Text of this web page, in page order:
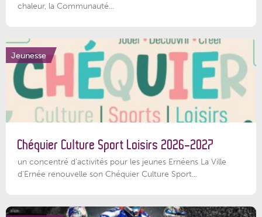
chaleur, la Communauté...
Jeunesse
Chéquier Culture Sport Loisirs 2026-2027
un concentré d’activités pour les jeunes Ernéens La Ville
d’Ernée renouvelle son Chéquier Culture Sport...